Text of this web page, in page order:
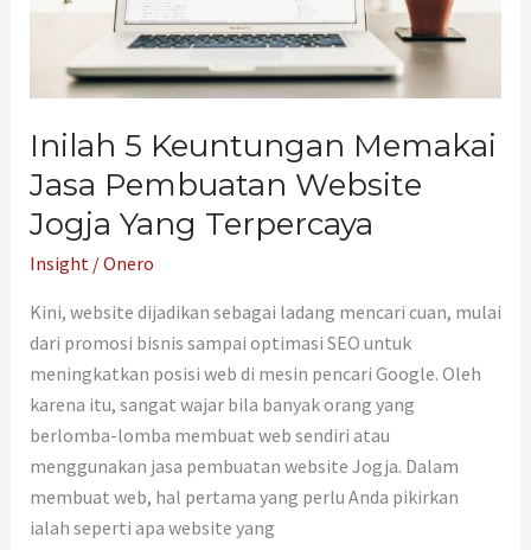
Inilah 5 Keuntungan Memakai
Jasa Pembuatan Website
Jogja Yang Terpercaya
Insight/Onero
Kini, website dijadikan sebagai ladang mencari cuan, mulai
dari promosi bisnis sampai optimasi SEO untuk
meningkatkan posisi web di mesin pencari Google. Oleh
karena itu, sangat wajar bila banyak orang yang
berlomba-lomba membuat web sendiri atau
menggunakan jasa pembuatan website Jogja. Dalam
membuat web, hal pertama yang perlu Anda pikirkan
ialah seperti apa website yang
Jogja
Terpercaya